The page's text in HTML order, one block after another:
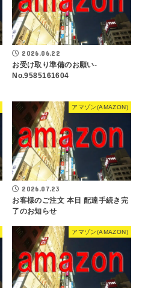
2026.06.22
お受け取り準備のお願い-
No.9585161604
アマゾン(AMAZON)
2026.07.23
お客様のご注文 本日 配達手続き完
了のお知らせ
アマゾン(AMAZON)